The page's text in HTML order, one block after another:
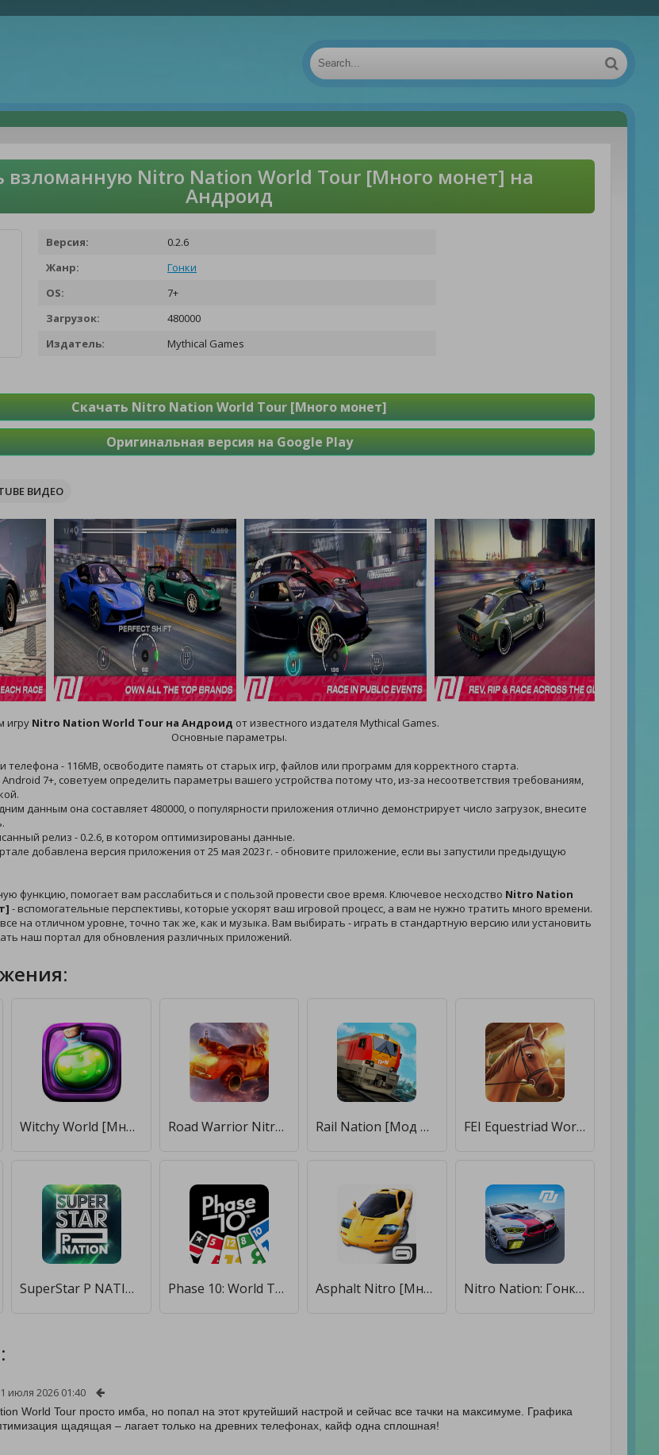
взломанную Nitro Nation World Tour [Много монет] на
Андроид
Версия:
0.2.6
Жанр:
Гонки
OS:
7+
Загрузок:
480000
Издатель:
Mythical Games
Скачать Nitro Nation World Tour [Много монет]
Оригинальная версия на Google Play
ВИДЕО
игру Nitro Nation World Tour на Андроид от известного издателя Mythical Games.
Основные параметры.
- 116MB, освободите память от старых игр, файлов или программ для корректного старта.
7+, советуем определить параметры вашего устройства потому что, из-за несоответствия требованиям,
данным она составляет 480000, о популярности приложения отлично демонстрирует число загрузок, внесите
релиз - 0.2.6, в котором оптимизированы данные.
добавлена версия приложения от 25 мая 2023 г. - обновите приложение, если вы запустили предыдущую
функцию, помогает вам расслабиться и с пользой провести свое время. Ключевое несходство Nitro Nation
- вспомогательные перспективы, которые ускорят ваш игровой процесс, а вам не нужно тратить много времени.
на отличном уровне, точно так же, как и музыка. Вам выбирать - играть в стандартную версию или установить
наш портал для обновления различных приложений.
Witchy World [Много монет] Road Warrior Nitro: пустыня [Много монет] Rail Nation [Мод меню] FEI Equestriad World Tour [Бесплатные покупки]
SuperStar P NATION [Бесплатные покупки] Phase 10: World Tour [Бесплатные покупки] Asphalt Nitro [Много денег] Nitro Nation: Гонки на машинах [Много денег]
июля 2026 01:40
World Tour просто имба, но попал на этот крутейший настрой и сейчас все тачки на максимуме. Графика
щадящая – лагает только на древних телефонах, кайф одна сплошная!